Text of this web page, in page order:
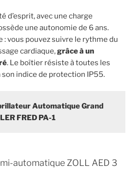
d’esprit, avec une charge
une autonomie de 6 ans.
vous pouvez suivre le rythme du
cardiaque,grâce à un
. Le boîtier résiste à toutes les
son indice de protection IP55.
Automatique Grand
FRED PA-1
automatique ZOLL AED 3